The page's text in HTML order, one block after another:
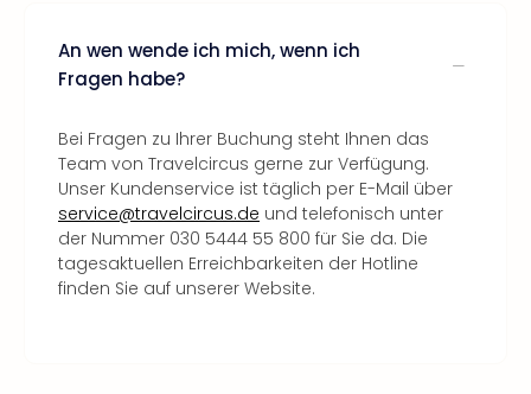
An wen wende ich mich, wenn ich
Fragen habe?
Bei Fragen zu Ihrer Buchung steht Ihnen das
Team von Travelcircus gerne zur Verfügung.
Unser Kundenservice ist täglich per E-Mail über
service@travelcircus.de und telefonisch unter
der Nummer 030 5444 55 800 für Sie da. Die
tagesaktuellen Erreichbarkeiten der Hotline
finden Sie auf unserer Website.